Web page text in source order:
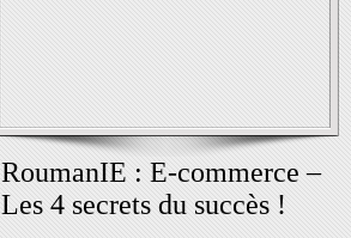
RoumanIE : E-commerce –
Les 4 secrets du succès !